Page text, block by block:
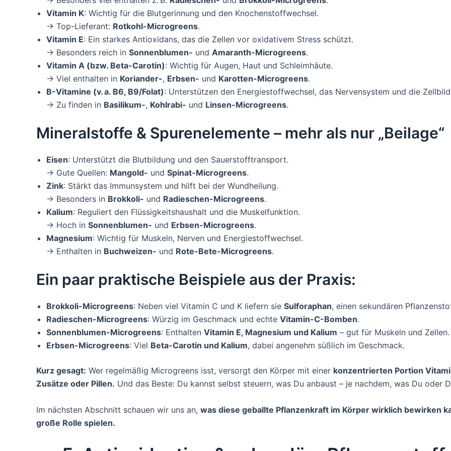
Vitamin K: Wichtig für die Blutgerinnung und den Knochenstoffwechsel.
→ Top-Lieferant: Rotkohl-Microgreens.
Vitamin E: Ein starkes Antioxidans, das die Zellen vor oxidativem Stress schützt.
→ Besonders reich in Sonnenblumen- und Amaranth-Microgreens.
Vitamin A (bzw. Beta-Carotin): Wichtig für Augen, Haut und Schleimhäute.
→ Viel enthalten in Koriander-, Erbsen- und Karotten-Microgreens.
B-Vitamine (v. a. B6, B9/Folat): Unterstützen den Energiestoffwechsel, das Nervensystem und die
→ Zu finden in Basilikum-, Kohlrabi- und Linsen-Microgreens.
Mineralstoffe & Spurenelemente – mehr als nur „Beilage“
Eisen: Unterstützt die Blutbildung und den Sauerstofftransport.
→ Gute Quellen: Mangold- und Spinat-Microgreens.
Zink: Stärkt das Immunsystem und hilft bei der Wundheilung.
→ Besonders in Brokkoli- und Radieschen-Microgreens.
Kalium: Reguliert den Flüssigkeitshaushalt und die Muskelfunktion.
→ Hoch in Sonnenblumen- und Erbsen-Microgreens.
Magnesium: Wichtig für Muskeln, Nerven und Energiestoffwechsel.
→ Enthalten in Buchweizen- und Rote-Bete-Microgreens.
Ein paar praktische Beispiele aus der Praxis:
Brokkoli-Microgreens: Neben viel Vitamin C und K liefern sie Sulforaphan, einen sekundären
Radieschen-Microgreens: Würzig im Geschmack und echte Vitamin-C-Bomben.
Sonnenblumen-Microgreens: Enthalten Vitamin E, Magnesium und Kalium – gut für Muskeln und Zellen.
Erbsen-Microgreens: Viel Beta-Carotin und Kalium, dabei angenehm süßlich im Geschmack.
Kurz gesagt: Wer regelmäßig Microgreens isst, versorgt den Körper mit einer konzentrierten Portion
Zusätze oder Pillen. Und das Beste: Du kannst selbst steuern, was Du anbaust – je nachdem, was Du oder
Im nächsten Abschnitt schauen wir uns an, was diese geballte Pflanzenkraft im Körper wirklich bewirken
große Rolle spielen.